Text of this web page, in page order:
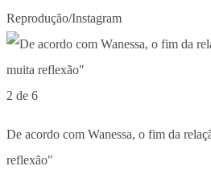
Reprodução/Instagram
2 de 6
De acordo com Wanessa, o fim da
reflexão"